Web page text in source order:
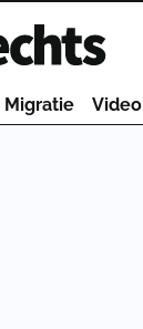
Migratie